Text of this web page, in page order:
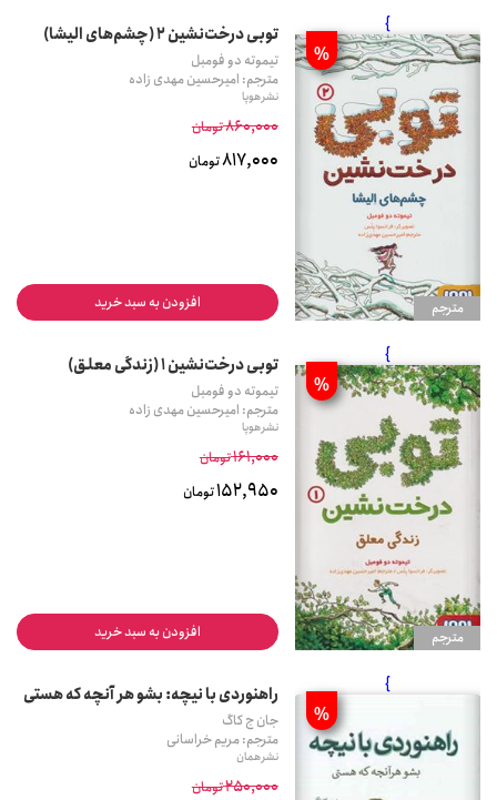
مترجم
}
%
توبی درخت‌نشین 2 (چشم‌های الیشا)
تیموته دو فومبل
مترجم: امیرحسین مهدی زاده
نشر هوپا
860,000تومان
817,000تومان
افزودن به سبد خرید
مترجم
}
%
توبی درخت‌نشین 1 (زندگی معلق)
تیموته دو فومبل
مترجم: امیرحسین مهدی زاده
نشر هوپا
161,000تومان
152,950تومان
افزودن به سبد خرید
}
%
راهنوردی با نیچه: بشو هر آنچه که هستی
جان ج کاگ
مترجم: مریم خراسانی
نشر همان
250,000تومان